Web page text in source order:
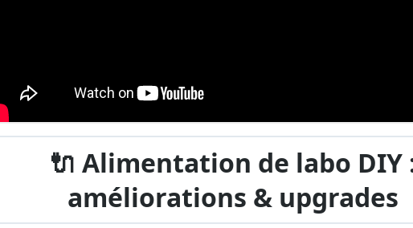
🔌 Alimentation de labo DIY
améliorations & upgrades